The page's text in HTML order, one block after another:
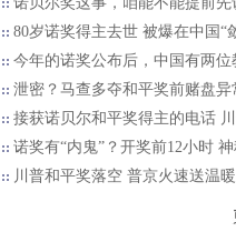
80岁诺奖得主去世 被爆在中国“
今年的诺奖公布后，中国有两位
泄密？马查多夺和平奖前赌盘异
接获诺贝尔和平奖得主的电话
诺奖有“内鬼”？开奖前12小时
川普和平奖落空 普京火速送温暖